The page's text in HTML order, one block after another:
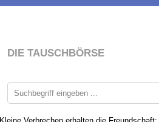
DIE TAUSCHBÖRSE